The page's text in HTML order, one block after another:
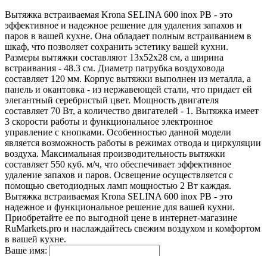
Вытяжка встраиваемая Krona SELINA 600 inox PB - это
эффективное и надежное решение для удаления запахов и
паров в вашей кухне. Она обладает полным встраиванием в
шкаф, что позволяет сохранить эстетику вашей кухни.
Размеры вытяжки составляют 13х52х28 см, а ширина
встраивания - 48.3 см. Диаметр патрубка воздуховода
составляет 120 мм. Корпус вытяжки выполнен из металла, а
панель и окантовка - из нержавеющей стали, что придает ей
элегантный серебристый цвет. Мощность двигателя
составляет 70 Вт, а количество двигателей - 1. Вытяжка имеет
3 скорости работы и функциональное электронное
управление с кнопками. Особенностью данной модели
является возможность работы в режимах отвода и циркуляции
воздуха. Максимальная производительность вытяжки
составляет 550 куб. м/ч, что обеспечивает эффективное
удаление запахов и паров. Освещение осуществляется с
помощью светодиодных ламп мощностью 2 Вт каждая.
Вытяжка встраиваемая Krona SELINA 600 inox PB - это
надежное и функциональное решение для вашей кухни.
Приобретайте ее по выгодной цене в интернет-магазине
RuMarkets.pro и наслаждайтесь свежим воздухом и комфортом
в вашей кухне.
Ваше имя: